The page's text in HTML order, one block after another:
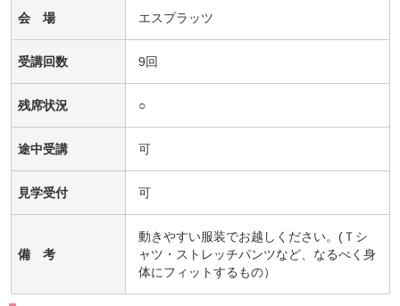
会 場 エスプラッツ
受講回数 9回
残席状況 ○
途中受講 可
見学受付 可
備 考
動きやすい服装でお越しください。(Ｔシ
ャツ・ストレッチパンツなど、なるべく身
体にフィットするもの）